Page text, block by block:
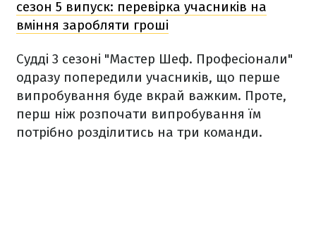
сезон 5 випуск: перевірка учасників на
вміння заробляти гроші
Судді 3 сезоні "Мастер Шеф. Професіонали"
одразу попередили учасників, що перше
випробування буде вкрай важким. Проте,
перш ніж розпочати випробування їм
потрібно розділитись на три команди.